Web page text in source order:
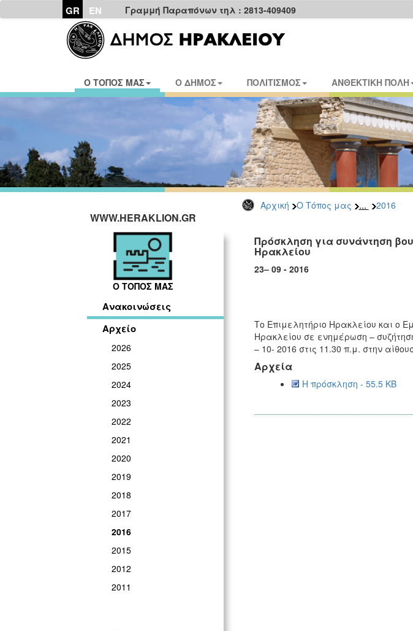
GR EN Γραμμή Παραπόνων τηλ : 2813-409409
Ο ΤΟΠΟΣ ΜΑΣ Ο ΔΗΜΟΣ ΠΟΛΙΤΙΣΜΟΣ ΑΝΘΕΚΤΙΚΗ ΠΟΛΗ
Αρχική Ο Τόπος μας ... 2016
WWW.HERAKLION.GR
Ο ΤΟΠΟΣ ΜΑΣ
Ανακοινώσεις
Αρχείο
2026
2025
2024
2023
2022
2021
2020
2019
2018
2017
2016
2015
2012
2011
Πρόσκληση για συνάντηση
Ηρακλείου
23– 09 - 2016
Το Επιμελητήριο Ηρακλείου και ο
Ηρακλείου σε ενημέρωση –
– 10- 2016 στις 11.30 π.μ. στην
Αρχεία
Η πρόσκληση - 55.5 KB